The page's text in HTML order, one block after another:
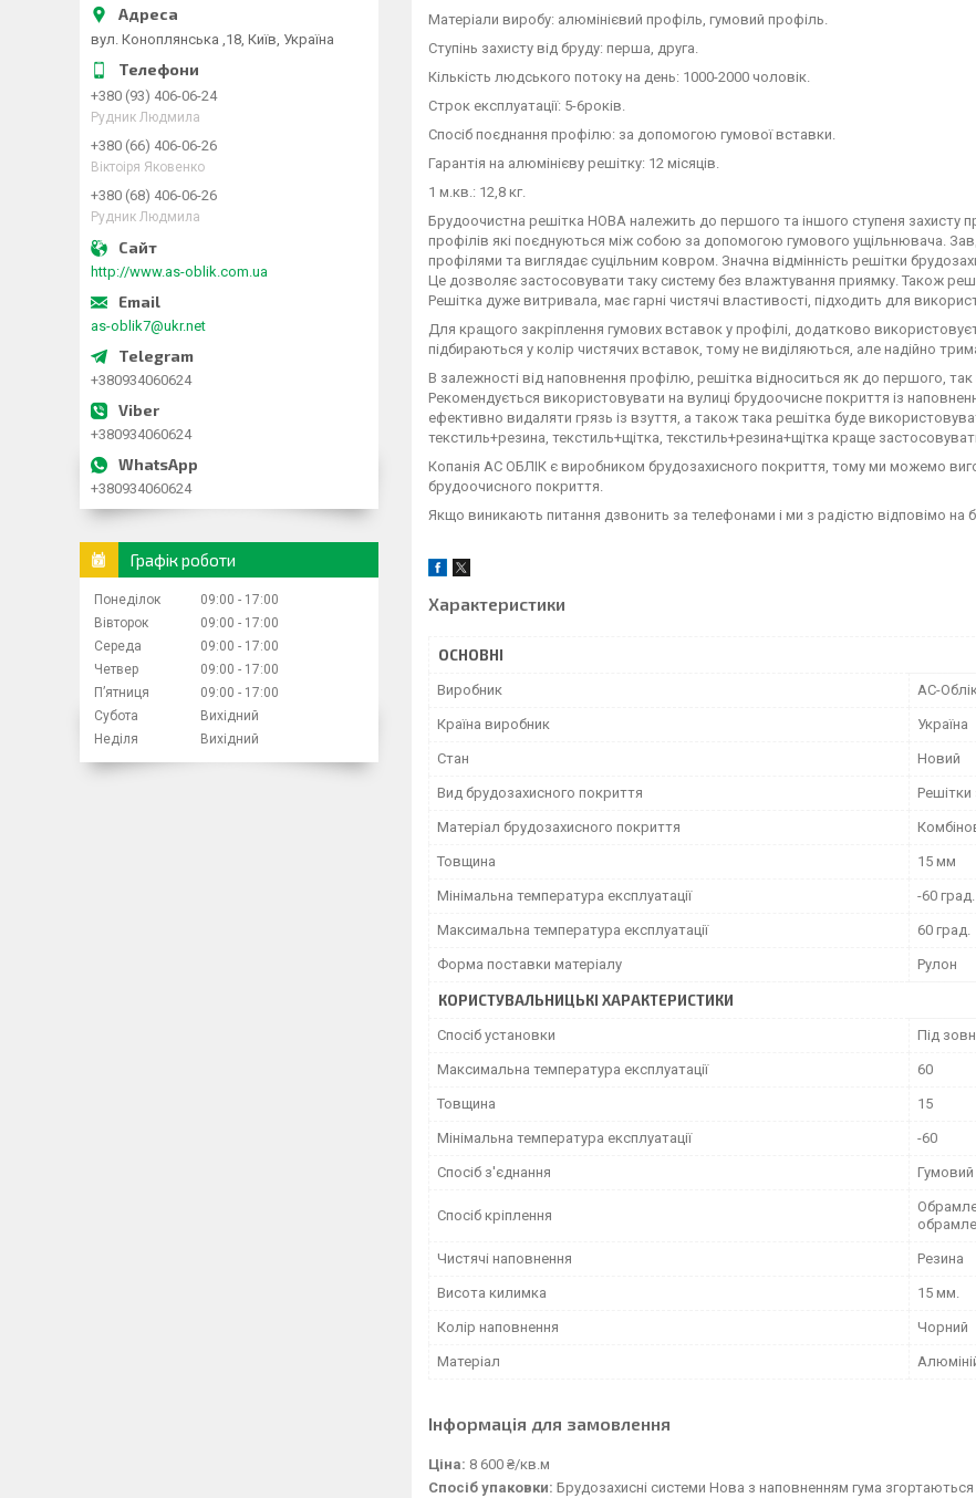
Матеріали виробу: алюмінієвий профіль, гумовий профіль.
Ступінь захисту від бруду: перша, друга.
Кількість людського потоку на день: 1000-2000 чоловік.
Строк експлуатації: 5-6років.
Спосіб поєднання профілю: за допомогою гумової вставки.
Гарантія на алюмінієву решітку: 12 місяців.
1 м.кв.: 12,8 кг.
Брудоочистна решітка НОВА належить до першого та іншого ступеня захисту
профілів які поєднуються між собою за допомогою гумового ущільнювача.
профілями та виглядає суцільним ковром. Значна відмінність решітки
Це дозволяє застосовувати таку систему без влажтування приямку. Також
Решітка дуже витривала, має гарні чистячі властивості, підходить для
Для кращого закріплення гумових вставок у профілі, додатково
підбираються у колір чистячих вставок, тому не виділяються, але надійно
В залежності від наповнення профілю, решітка відноситься як до першого, так
Рекомендується використовувати на вулиці брудоочисне покриття із
ефективно видаляти грязь із взуття, а також така решітка буде
текстиль+резина, текстиль+щітка, текстиль+резина+щітка краще
Копанія АС ОБЛІК є виробником брудозахисного покриття, тому ми можемо
брудоочисного покриття.
Якщо виникають питання дзвонить за телефонами і ми з радістю відповімо на
Характеристики
ОСНОВНІ
Виробник АС-
Країна виробник Україна
Стан Новий
Вид брудозахисного покриття
Матеріал брудозахисного покриття
Товщина 15 мм
Мінімальна температура експлуатації -60 град.
Максимальна температура експлуатації 60 град.
Форма поставки матеріалу Рулон
КОРИСТУВАЛЬНИЦЬКІ ХАРАКТЕРИСТИКИ
Спосіб установки Під
Максимальна температура експлуатації 60
Товщина 15
Мінімальна температура експлуатації -60
Спосіб з'єднання
Спосіб кріплення
Чистячі наповнення Резина
Висота килимка 15 мм.
Колір наповнення Чорний
Матеріал
Інформація для замовлення
Ціна: 8 600 ₴/кв.м
Спосіб упаковки: Брудозахисні системи Нова з наповненням гума
вул. Коноплянська ,18, Київ, Україна
+380 (93) 406-06-24
Рудник Людмила
+380 (66) 406-06-26
Віктоіря Яковенко
+380 (68) 406-06-26
Рудник Людмила
http://www.as-oblik.com.ua
as-oblik7@ukr.net
+380934060624
+380934060624
+380934060624
Графік роботи
Понеділок 09:00
17:00
Вівторок
09:00
17:00
Середа
09:00
17:00
Четвер
09:00
17:00
Пʼятниця
09:00
17:00
Субота
Вихідний
Неділя
Вихідний